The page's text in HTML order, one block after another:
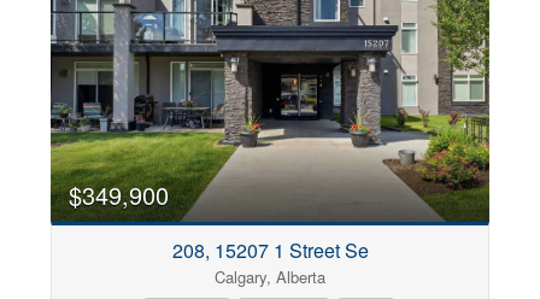
$349,900
208, 15207 1 Street Se
Calgary, Alberta